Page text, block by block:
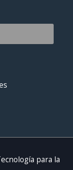
para la